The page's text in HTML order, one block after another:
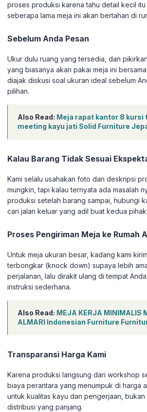
proses produksi karena tahu detail kecil
seberapa lama meja ini akan bertahan di
Sebelum Anda Pesan
Ukur dulu ruang yang tersedia, dan
yang biasanya akan pakai meja ini
diajak diskusi soal ukuran ideal sebelum
pilihan.
Also Read: Meja rapat kantor 8 kursi
meeting kayu jati Solid Furniture
Kalau Barang Tidak Sesuai
Kami selalu usahakan foto dan deskripsi
mungkin, tapi kalau ternyata ada masalah
produksi setelah barang sampai, hubungi
cari jalan keluar yang adil buat kedua pihak.
Proses Pengiriman Meja ke Rumah
Untuk meja ukuran besar, kadang kami
terbongkar (knock down) supaya lebih
perjalanan, lalu dirakit ulang di tempat
instruksi sederhana.
Also Read: MEJA KERJA MINIMALIS
ALMARI Indonesian Furniture
Transparansi Harga Kami
Karena produksi langsung dari workshop
biaya perantara yang menumpuk di harga
untuk kualitas kayu dan pengerjaan, bukan
distribusi yang panjang.